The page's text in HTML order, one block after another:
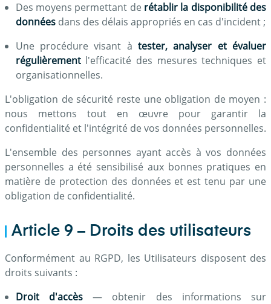
Des moyens permettant de rétablir la disponibilité des
donnéesdans des délais appropriés en cas d'incident ;
Une procédure visant à tester, analyser et évaluer
régulièrementl'efficacité des mesures techniques et
organisationnelles.
L'obligation de sécurité reste une obligation de moyen :
nous mettons tout en œuvre pour garantir la
confidentialité et l'intégrité de vos données personnelles.
L'ensemble des personnes ayant accès à vos données
personnelles a été sensibilisé aux bonnes pratiques en
matière de protection des données et est tenu par une
obligation de confidentialité.
Article 9 – Droits des utilisateurs
Conformément au RGPD, les Utilisateurs disposent des
droits suivants :
Droit d'accès— obtenir des informations sur